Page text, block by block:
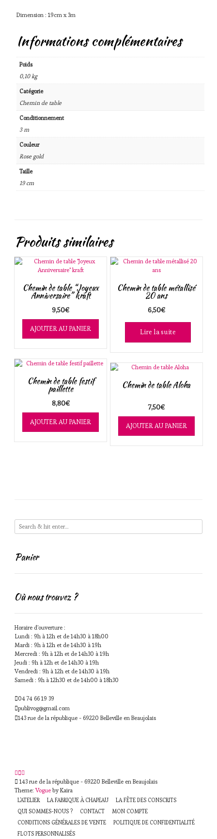
Dimension : 19cm x 3m
Informations complémentaires
Poids
0,10 kg
Catégorie
Chemin de table
Conditionnement
3 m
Couleur
Rose gold
Taille
19 cm
Produits similaires
Chemin de table “Joyeux
Anniversaire” kraft
9,50€
AJOUTER AU PANIER
Chemin de table métallisé
20 ans
6,50€
Lire la suite
Chemin de table festif
paillette
8,80€
AJOUTER AU PANIER
Chemin de table Aloha
7,50€
AJOUTER AU PANIER
Panier
Où nous trouvez ?
Horaire d'ouverture :
Lundi : 9h à 12h et de 14h30 à 18h00
Mardi : 9h à 12h et de 14h30 à 19h
Mercredi : 9h à 12h et de 14h30 à 19h
Jeudi : 9h à 12h et de 14h30 à 19h
Vendredi : 9h à 12h et de 14h30 à 19h
Samedi : 9h à 12h30 et de 14h00 à 18h30
04 74 66 19 39
publivog@gmail.com
143 rue de la république - 69220 Belleville en Beaujolais
143 rue de la république - 69220 Belleville en Beaujolais
Theme:Vogue by Kaira
L’ATELIER LA FABRIQUE À CHAPEAU
LA FÊTE DES CONSCRITS
QUI SOMMES-NOUS ?
CONTACT
MON COMPTE
CONDITIONS GÉNÉRALES DE VENTE
POLITIQUE DE CONFIDENTIALITÉ
FLOTS PERSONNALISÉS